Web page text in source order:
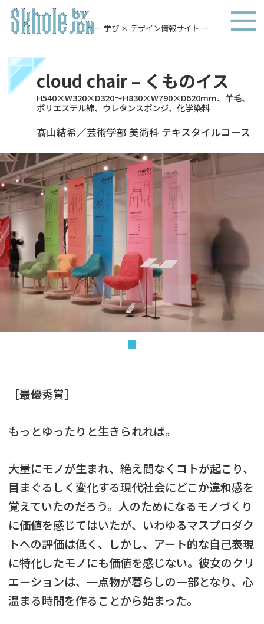
ー 学び × デザイン情報サイト ー
cloud chair – くものイス
H540×W320×D320～H830×W790×D620mm、羊毛、
ポリエステル綿、ウレタンスポンジ、化学染料
髙山結希／芸術学部 美術科 テキスタイルコース
［最優秀賞］
もっとゆったりと生きられれば。
大量にモノが生まれ、絶え間なくコトが起こり、
目まぐるしく変化する現代社会にどこか違和感を
覚えていたのだろう。人のためになるモノづくり
に価値を感じてはいたが、いわゆるマスプロダク
トへの評価は低く、しかし、アート的な自己表現
に特化したモノにも価値を感じない。彼女のクリ
エーションは、一点物が暮らしの一部となり、心
温まる時間を作ることから始まった。